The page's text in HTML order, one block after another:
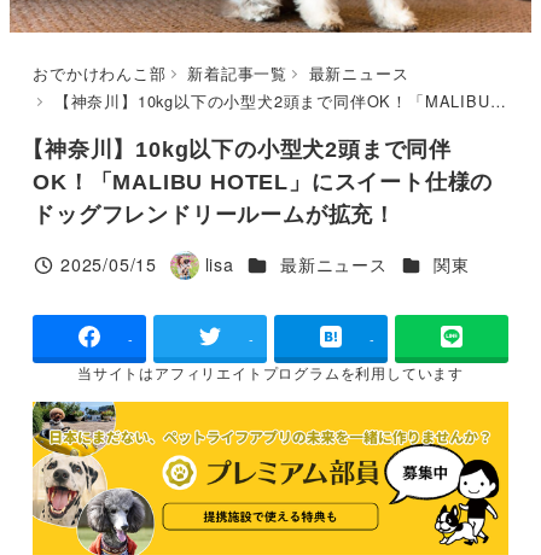
おでかけわんこ部 新着記事一覧
最新ニュース
【神奈川】10kg以下の小型犬2頭まで同伴OK！「MALIBU HOTEL」にスイート仕様のドッグフレンドリールームが拡充！
【神奈川】10kg以下の小型犬2頭まで同伴
OK！「MALIBU HOTEL」にスイート仕様の
ドッグフレンドリールームが拡充！
投稿日
2025/05/15
著
lisa カテゴリー
最新ニュース カテゴリー
関東
- - -
当サイトはアフィリエイトプログラムを利用しています